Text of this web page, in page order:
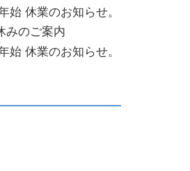
始 休業のお知らせ。
みのご案内
始 休業のお知らせ。